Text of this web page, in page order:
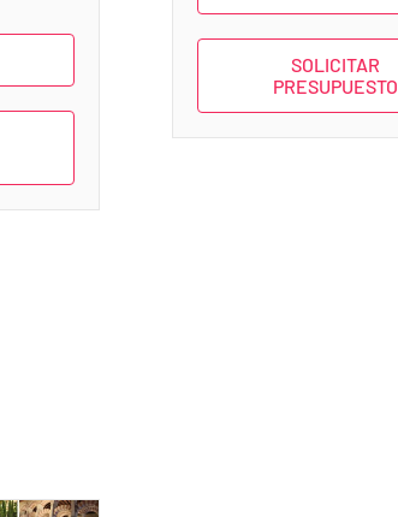
SOLICITAR
PRESUPUESTO